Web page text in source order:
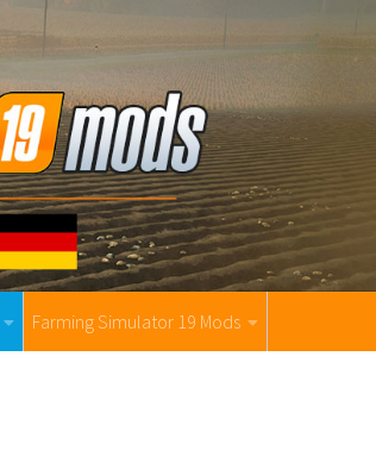
Farming Simulator 19 Mods